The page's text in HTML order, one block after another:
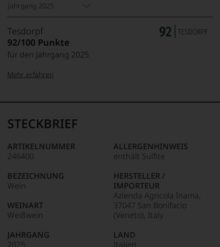
Jahrgang 2025
Tesdorpf
92/100 Punkte
für den Jahrgang 2025
95–98 Punkte:
90–94 Punkte:
Name
Tesdorpf
für
»Fine
für
die
edlen
Weine
der
Welt,
kaum
Mehr erfahren
STECKBRIEF
ARTIKELNUMMER
246400
BEZEICHNUNG
Wein
WEINART
Weißwein
JAHRGANG
2025
ALLERGENHINWEIS
enthält Sulfite
HERSTELLER /
IMPORTEUR
Azienda Agricola Inama,
37047 San Bonifacio
(Veneto), Italy
LAND
Italien